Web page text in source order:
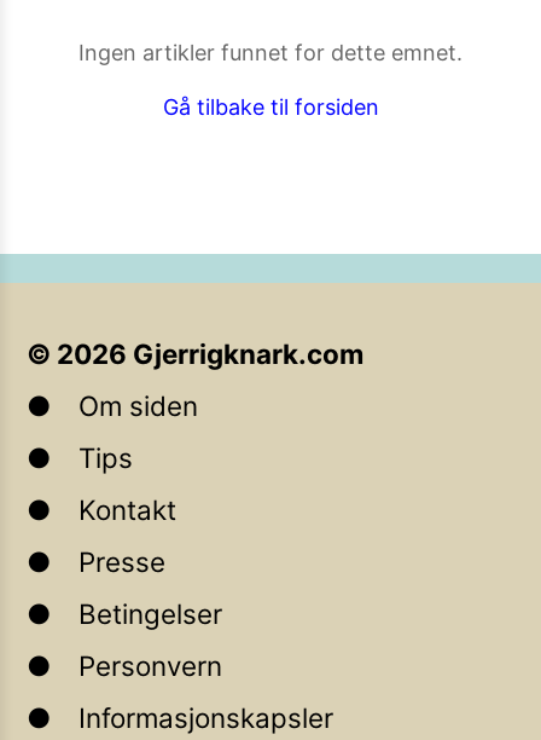
Vil du være med i tipsekonkurransen kan du oppgi
Ingen artikler funnet for dette emnet.
Gå tilbake til forsiden
© 2026 Gjerrigknark.com
Om siden
Tips
Kontakt
Presse
Betingelser
Personvern
Informasjonskapsler